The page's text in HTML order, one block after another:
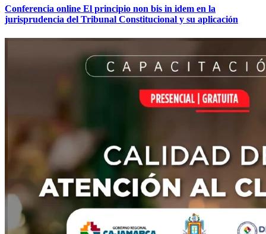
Conferencia online El principio non bis in idem en la
jurisprudencia del Tribunal Constitucional y su aplicación